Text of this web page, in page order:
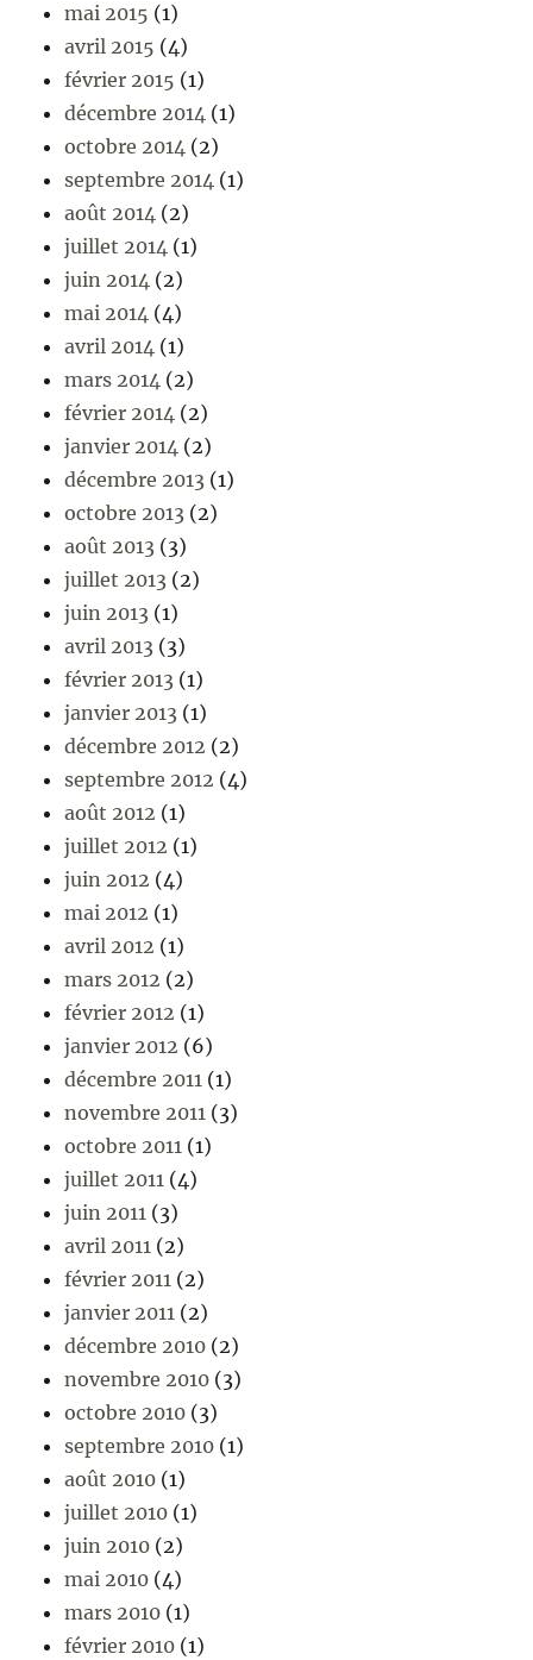
mai 2015 (1)
avril 2015 (4)
février 2015 (1)
décembre 2014 (1)
octobre 2014 (2)
septembre 2014 (1)
août 2014 (2)
juillet 2014 (1)
juin 2014 (2)
mai 2014 (4)
avril 2014 (1)
mars 2014 (2)
février 2014 (2)
janvier 2014 (2)
décembre 2013 (1)
octobre 2013 (2)
août 2013 (3)
juillet 2013 (2)
juin 2013 (1)
avril 2013 (3)
février 2013 (1)
janvier 2013 (1)
décembre 2012 (2)
septembre 2012 (4)
août 2012 (1)
juillet 2012 (1)
juin 2012 (4)
mai 2012 (1)
avril 2012 (1)
mars 2012 (2)
février 2012 (1)
janvier 2012 (6)
décembre 2011 (1)
novembre 2011 (3)
octobre 2011 (1)
juillet 2011 (4)
juin 2011 (3)
avril 2011 (2)
février 2011 (2)
janvier 2011 (2)
décembre 2010 (2)
novembre 2010 (3)
octobre 2010 (3)
septembre 2010 (1)
août 2010 (1)
juillet 2010 (1)
juin 2010 (2)
mai 2010 (4)
mars 2010 (1)
février 2010 (1)